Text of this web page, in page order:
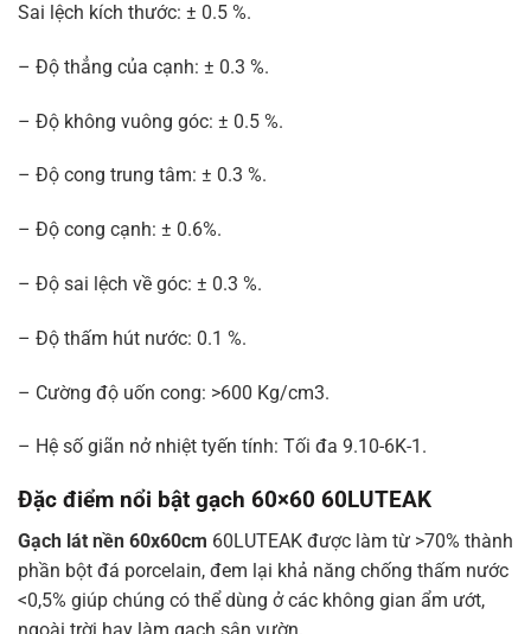
Sai lệch kích thước: ± 0.5 %.
– Độ thẳng của cạnh: ± 0.3 %.
– Độ không vuông góc: ± 0.5 %.
– Độ cong trung tâm: ± 0.3 %.
– Độ cong cạnh: ± 0.6%.
– Độ sai lệch về góc: ± 0.3 %.
– Độ thấm hút nước: 0.1 %.
– Cường độ uốn cong: >600 Kg/cm3.
– Hệ số giãn nở nhiệt tyến tính: Tối đa 9.10-6K-1.
Đặc điểm nổi bật gạch 60×60 60LUTEAK
Gạch lát nền 60x60cm 60LUTEAK được làm từ >70% thành
phần bột đá porcelain, đem lại khả năng chống thấm nước
<0,5% giúp chúng có thể dùng ở các không gian ẩm ướt,